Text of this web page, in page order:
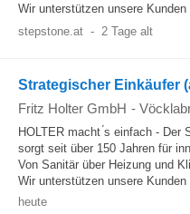
Wir unterstützen unsere
stepstone.at - 2 Tage alt
Strategischer Einkäufer
Fritz Holter GmbH -
HOLTER macht ́s einfach - Der
sorgt seit über 150 Jahren für
Von Sanitär über Heizung und
Wir unterstützen unsere
heute